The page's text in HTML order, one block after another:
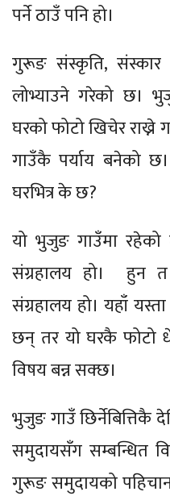
पर्ने ठाउँ पनि हो।
गुरूङ संस्कृति, संस्कार
लोभ्याउने गरेको छ।
घरको फोटो खिचेर राख्ने
गाउँकै पर्याय बनेको
घरभित्र के छ?
यो भुजुङ गाउँमा
संग्रहालय हो। हुन
संग्रहालय हो। यहाँ
छन् तर यो घरकै फोटो
विषय बन्न सक्छ।
भुजुङ गाउँ छिर्नेबित्तिकै
समुदायसँग सम्बन्धित
गुरूङ समुदायको